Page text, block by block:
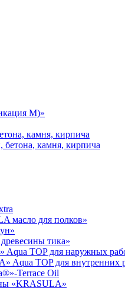
М)»
камня, кирпича
камня, кирпича
масло для полков»
тика»
Aqua TOP для наружных
Aqua TOP для внутренних
Terrace Oil
«KRASULA»